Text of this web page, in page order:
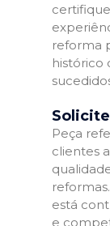
reforma
histórico
Peça
clientes
está
e